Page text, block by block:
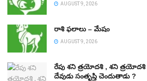
AUGUST 9, 2026
రాశి ఫలాలు – మేషం
AUGUST 9, 2026
రేపు శని త్రయోదశి , శని త్రయోదశి
దేవుడు సంతృప్తి చెందుతాడు ?